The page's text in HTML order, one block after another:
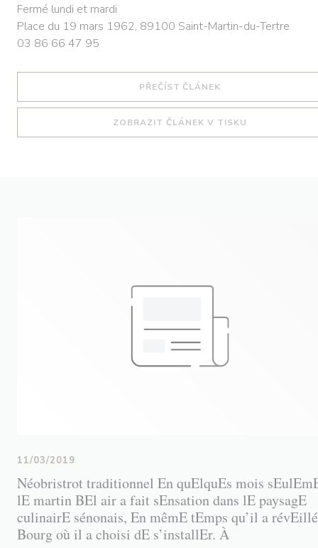
Fermé lundi et mardi
Place du 19 mars 1962, 89100 Saint-Martin-du-Tertre
03 86 66 47 95
PŘEČÍST ČLÁNEK
ZOBRAZIT ČLÁNEK V TISKU
Néobristrot traditionnel En quElquEs mois
lE martin BEl air a fait sEnsation dans lE paysagE
culinairE sénonais, En mêmE tEmps qu’il a
Bourg où il a choisi dE s’installEr. À
11/03/2019